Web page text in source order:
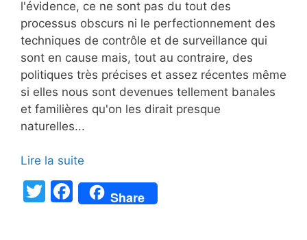
l'évidence, ce ne sont pas du tout des
processus obscurs ni le perfectionnement des
techniques de contrôle et de surveillance qui
sont en cause mais, tout au contraire, des
politiques très précises et assez récentes même
si elles nous sont devenues tellement banales
et familières qu'on les dirait presque
naturelles...
Lire la suite
T
F
a
Share